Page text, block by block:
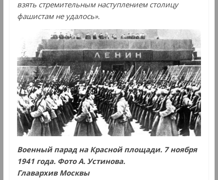
взять стремительным наступлением столицу
фашистам не удалось».
Военный парад на Красной площади. 7 ноября
1941 года. Фото А. Устинова.
Главархив Москвы